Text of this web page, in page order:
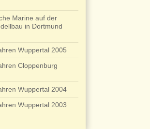
Marine auf der
in Dortmund
Wuppertal 2005
Cloppenburg
Wuppertal 2004
Wuppertal 2003